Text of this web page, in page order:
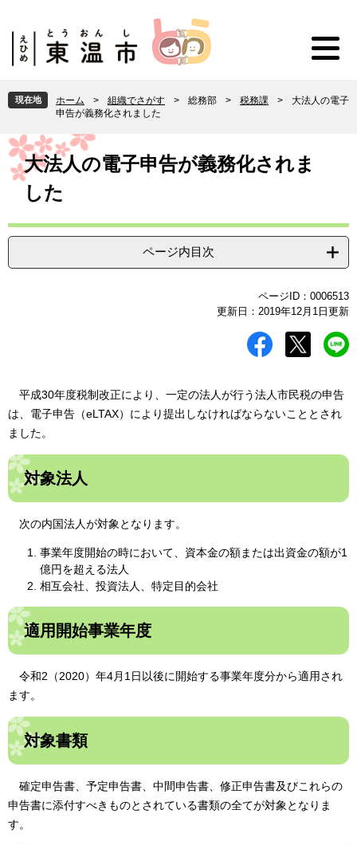
頭
で
。
飛
ば
て
本
現在地 ホーム > 組織でさがす > 総務部 > 税務課 >
大法人の電子
申告が義務化されました
本
文 大法人の電子申告が義務化されま
した
ページ内目次
ページID：0006513
更新日：2019年12月1日更新
平成30年度税制改正により、一定の法人が行う法人市民税の申告
は、電子申告（eLTAX）により提出しなければならないこととされ
ました。
対象法人
次の内国法人が対象となります。
事業年度開始の時において、資本金の額または出資金の額が1
億円を超える法人
相互会社、投資法人、特定目的会社
適用開始事業年度
令和2（2020）年4月1日以後に開始する事業年度分から適用され
ます。
対象書類
確定申告書、予定申告書、中間申告書、修正申告書及びこれらの
申告書に添付すべきものとされている書類の全てが対象となりま
す。